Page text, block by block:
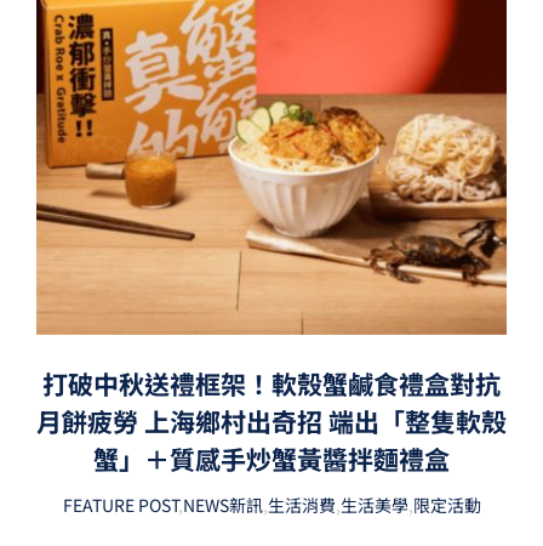
打破中秋送禮框架！軟殼蟹鹹食禮盒對抗
月餅疲勞 上海鄉村出奇招 端出「整隻軟殼
蟹」＋質感手炒蟹黃醬拌麵禮盒
FEATURE POST,NEWS新訊,生活消費,生活美學,限定活動